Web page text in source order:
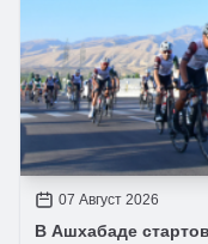
07 Август 2026
В Ашхабаде